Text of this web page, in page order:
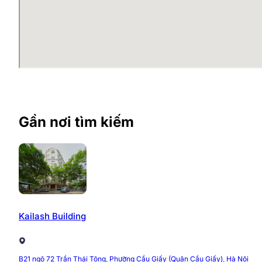
bố trí thông minh với tầm view đẹp, hệ thống hạ tầng
trường làm việc tiện nghi và điều kiện tốt để yên tâm
Hệ thống tiện ích tại tòa nhà bao gồm:
Bảo vệ 24/7 đảm bảo an toàn khi làm việc
Hệ thống điều hòa công suất lớn
Máy phát điện dự phòng
Gần nơi tìm kiếm
Kailash Building
B21 ngõ 72 Trần Thái Tông, Phường Cầu Giấy (Quận Cầu Giấy), Hà Nội